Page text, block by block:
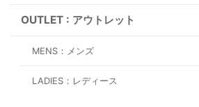
OUTLET : アウトレット
MENS：メンズ
LADIES：レディース